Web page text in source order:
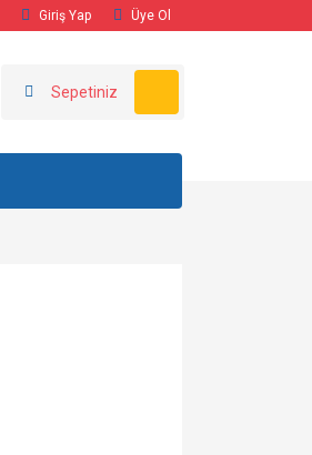
Giriş Yap Üye Ol
Sepetiniz